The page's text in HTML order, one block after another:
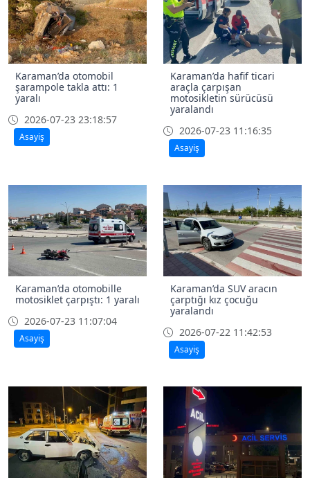
Karaman’da otomobil
şarampole takla attı: 1
yaralı
2026-07-23 23:18:57
Asayiş
Karaman’da hafif ticari
araçla çarpışan
motosikletin sürücüsü
yaralandı
2026-07-23 11:16:35
Asayiş
Karaman’da otomobille
motosiklet çarpıştı: 1 yaralı
2026-07-23 11:07:04
Asayiş
Karaman’da SUV aracın
çarptığı kız çocuğu
yaralandı
2026-07-22 11:42:53
Asayiş